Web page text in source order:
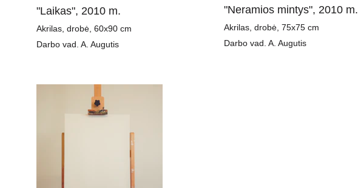
"Laikas", 2010 m.
Akrilas, drobė, 60x90 cm
Darbo vad. A. Augutis
"Neramios mintys", 2010 m.
Akrilas, drobė, 75x75 cm
Darbo vad. A. Augutis